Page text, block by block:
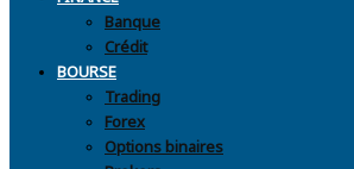
Banque
Crédit
BOURSE
Trading
Forex
Options binaires